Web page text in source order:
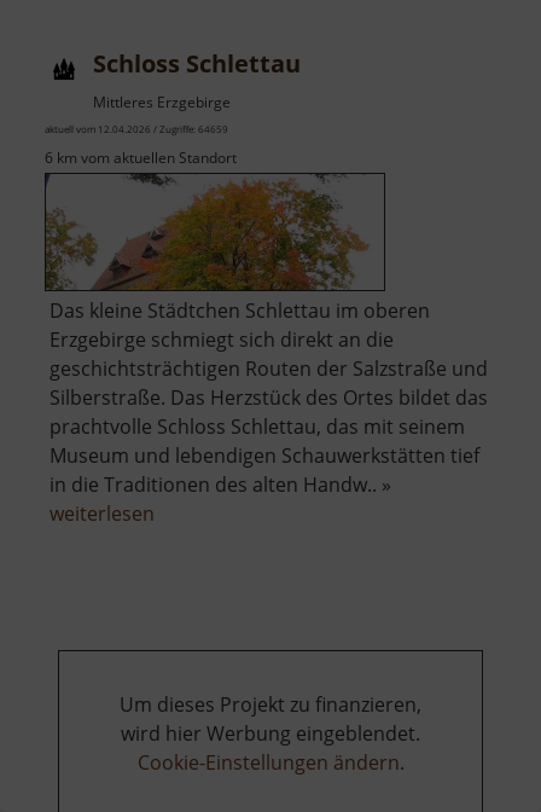
Schloss Schlettau
Mittleres Erzgebirge
aktuell vom 12.04.2026 / Zugriffe: 64659
6 km vom aktuellen Standort
Das kleine Städtchen Schlettau im oberen
Erzgebirge schmiegt sich direkt an die
geschichtsträchtigen Routen der Salzstraße und
Silberstraße. Das Herzstück des Ortes bildet das
prachtvolle Schloss Schlettau, das mit seinem
Museum und lebendigen Schauwerkstätten tief
in die Traditionen des alten Handw.. »
weiterlesen
Um dieses Projekt zu finanzieren,
wird hier Werbung eingeblendet.
Cookie-Einstellungen ändern.